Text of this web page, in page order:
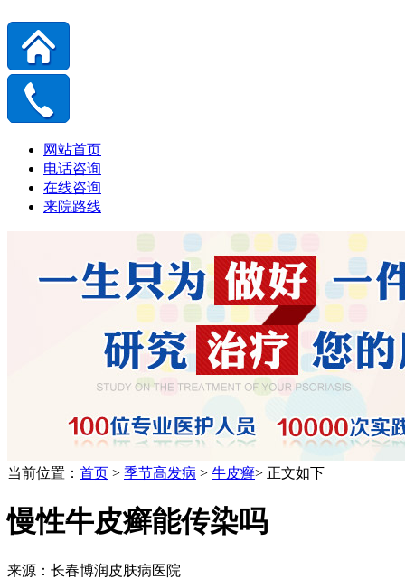
网站首页
电话咨询
在线咨询
来院路线
当前位置： 首页 > 季节高发病 > 牛皮癣> 正文如下
慢性牛皮癣能传染吗
来源：长春博润皮肤病医院